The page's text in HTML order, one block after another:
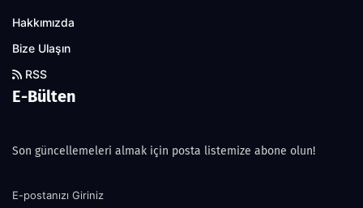
Hakkımızda
Bize Ulaşın
RSS
E-Bülten
Son güncellemeleri almak için posta listemize abone olun!